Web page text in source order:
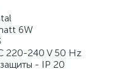
6W
220-240 V 50 Hz
- IP 20